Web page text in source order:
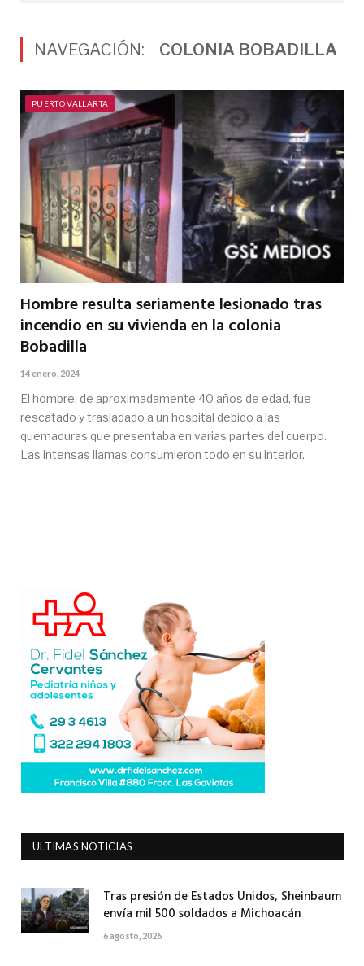
NAVEGACIÓN: COLONIA BOBADILLA
PUERTO VALLARTA
Hombre resulta seriamente lesionado tras
incendio en su vivienda en la colonia
Bobadilla
14 enero, 2024
El hombre, de aproximadamente 40 años de edad, fue
rescatado y trasladado a un hospital debido a las
quemaduras que presentaba en varias partes del cuerpo.
Las intensas llamas consumieron todo en su interior.
ULTIMAS NOTICIAS
Tras presión de Estados Unidos, Sheinbaum
envía mil 500 soldados a Michoacán
6 agosto, 2026